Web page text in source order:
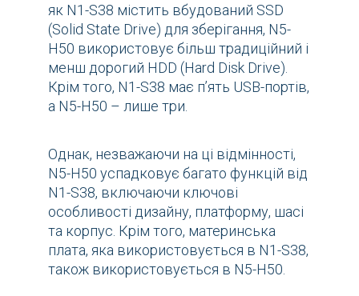
як N1-S38 містить вбудований SSD
(Solid State Drive) для зберігання, N5-
H50 використовує більш традиційний і
менш дорогий HDD (Hard Disk Drive).
Крім того, N1-S38 має п’ять USB-портів,
а N5-H50 – лише три.
Однак, незважаючи на ці відмінності,
N5-H50 успадковує багато функцій від
N1-S38, включаючи ключові
особливості дизайну, платформу, шасі
та корпус. Крім того, материнська
плата, яка використовується в N1-S38,
також використовується в N5-H50.